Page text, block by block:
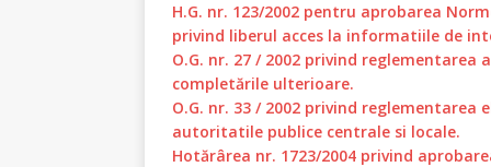
H.G. nr. 123/2002 pentru aprobarea
privind liberul acces la informatiile de
O.G. nr. 27 / 2002 privind
completările ulterioare.
O.G. nr. 33 / 2002 privind
autoritatile publice centrale si locale.
Hotărârea nr. 1723/2004 privind